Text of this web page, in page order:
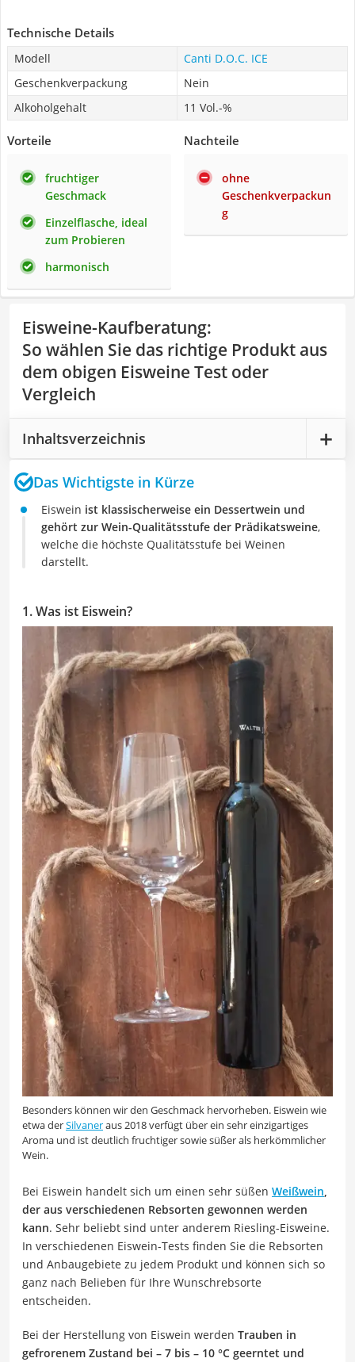
Technische Details
Modell
Canti D.O.C. ICE
Geschenkverpackung
Nein
Alkoholgehalt
11 Vol.-%
Vorteile
fruchtiger
Geschmack
Einzelflasche, ideal
zum Probieren
harmonisch
Nachteile
ohne
Geschenkverpackun
g
Eisweine-Kaufberatung:
So wählen Sie das richtige Produkt aus
dem obigen Eisweine Test oder
Vergleich
Inhaltsverzeichnis
Das Wichtigste in Kürze
Eiswein ist klassischerweise ein Dessertwein und
gehört zur Wein-Qualitätsstufe der Prädikatsweine,
welche die höchste Qualitätsstufe bei Weinen
darstellt.
1. Was ist Eiswein?
Besonders können wir den Geschmack hervorheben. Eiswein wie
etwa derSilvaneraus 2018 verfügt über ein sehr einzigartiges
Aroma und ist deutlich fruchtiger sowie süßer als herkömmlicher
Wein.
Bei Eiswein handelt sich um einen sehr süßen Weißwein,
der aus verschiedenen Rebsorten gewonnen werden
kann. Sehr beliebt sind unter anderem Riesling-Eisweine.
In verschiedenen Eiswein-Tests finden Sie die Rebsorten
und Anbaugebiete zu jedem Produkt und können sich so
ganz nach Belieben für Ihre Wunschrebsorte
entscheiden.
Bei der Herstellung von Eiswein werden Trauben in
gefrorenem Zustand bei – 7 bis – 10 °C geerntet und